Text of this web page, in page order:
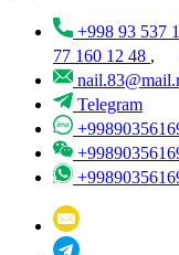
+998 93 537
77 160 12 48 ,
Telegram